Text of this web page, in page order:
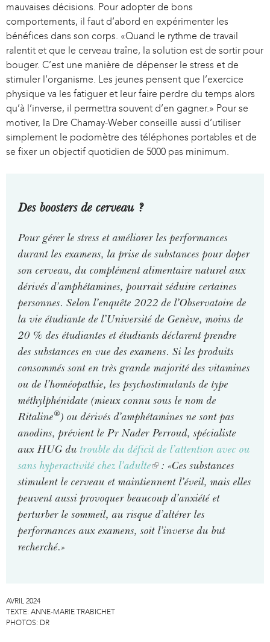
mauvaises décisions. Pour adopter de bons
comportements, il faut d’abord en expérimenter les
bénéfices dans son corps. «Quand le rythme de travail
ralentit et que le cerveau traîne, la solution est de sortir pour
bouger. C’est une manière de dépenser le stress et de
stimuler l’organisme. Les jeunes pensent que l’exercice
physique va les fatiguer et leur faire perdre du temps alors
qu’à l’inverse, il permettra souvent d’en gagner.» Pour se
motiver, la Dre Chamay-Weber conseille aussi d’utiliser
simplement le podomètre des téléphones portables et de
se fixer un objectif quotidien de 5000 pas minimum.
Des boosters de cerveau ?
Pour gérer le stress et améliorer les performances
durant les examens, la prise de substances pour doper
son cerveau, du complément alimentaire naturel aux
dérivés d’amphétamines, pourrait séduire certaines
personnes. Selon l’enquête 2022 de l’Observatoire de
la vie étudiante de l’Université de Genève, moins de
20 % des étudiantes et étudiants déclarent prendre
des substances en vue des examens. Si les produits
consommés sont en très grande majorité des vitamines
ou de l’homéopathie, les psychostimulants de type
méthylphénidate (mieux connu sous le nom de
Ritaline®) ou dérivés d’amphétamines ne sont pas
anodins, prévient le Pr Nader Perroud, spécialiste
aux HUG du trouble du déficit de l’attention avec ou
sans hyperactivité chez l’adulte(
l
i
n
k
: «Ces substances
stimulent le cerveau et maintiennent l’éveil, mais elles
peuvent aussi provoquer beaucoup d’anxiété et
perturber le sommeil, au risque d’altérer les
performances aux examens, soit l’inverse du but
recherché.»
AVRIL 2024
TEXTE: ANNE-MARIE TRABICHET
PHOTOS: DR